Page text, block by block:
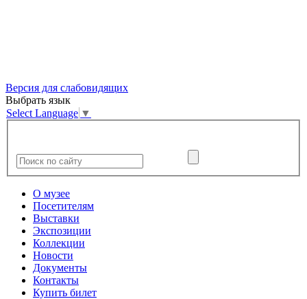
Версия для слабовидящих
Выбрать язык
Select Language ▼
О музее
Посетителям
Выставки
Экспозиции
Коллекции
Новости
Документы
Контакты
Купить билет